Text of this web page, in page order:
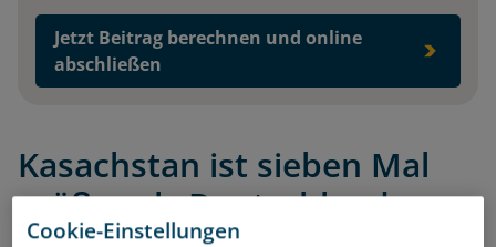
Jetzt Beitrag berechnen und online
abschließen
Kasachstan ist sieben Mal
größer als Deutschland
Cookie-Einstellungen